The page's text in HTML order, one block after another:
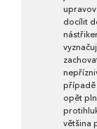
docílit
případě
opět
většina